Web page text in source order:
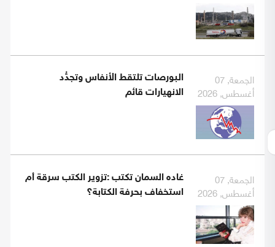
الجمعة, 07
أغسطس, 2026
البورصات تلتقط الأنفاس وتجدُّد
الانهيارات قائم
الجمعة, 07
أغسطس, 2026
غاده السمان تكتب :تزوير الكتب سرقة أم
استخفاف بحرفة الكتابة؟